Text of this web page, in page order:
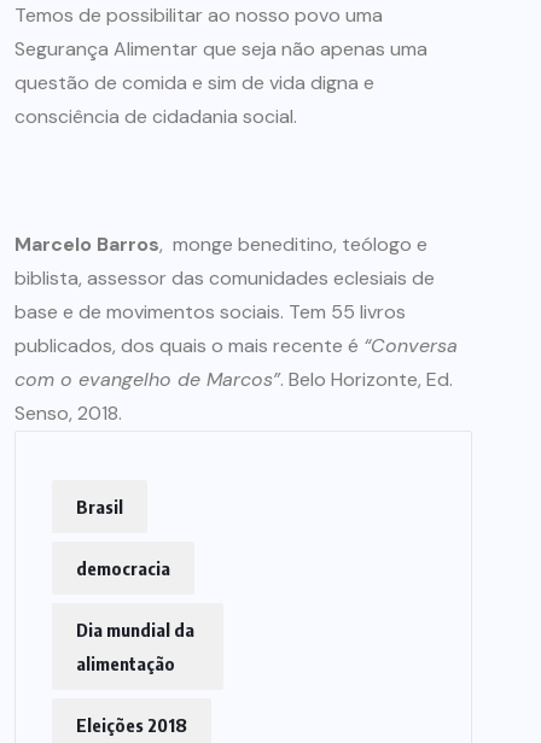
Temos de possibilitar ao nosso povo uma
Segurança Alimentar que seja não apenas uma
questão de comida e sim de vida digna e
consciência de cidadania social.
Marcelo Barros, monge beneditino, teólogo e
biblista, assessor das comunidades eclesiais de
base e de movimentos sociais. Tem 55 livros
publicados, dos quais o mais recente é “Conversa
com o evangelho de Marcos”. Belo Horizonte, Ed.
Senso, 2018.
Brasil
democracia
Dia mundial da
alimentação
Eleições 2018